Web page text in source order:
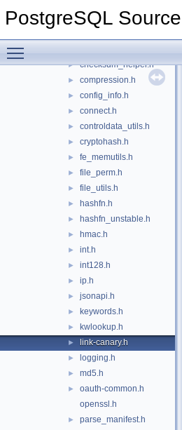
PostgreSQL
► archive.h
► checksum_helper.h
► compression.h
► config_info.h
► connect.h
► controldata_utils.h
► cryptohash.h
► fe_memutils.h
► file_perm.h
► file_utils.h
► hashfn.h
► hashfn_unstable.h
► hmac.h
► int.h
► int128.h
► ip.h
► jsonapi.h
► keywords.h
► kwlookup.h
► link-canary.h
► logging.h
► md5.h
►
oauth-common.h
openssl.h
► parse_manifest.h